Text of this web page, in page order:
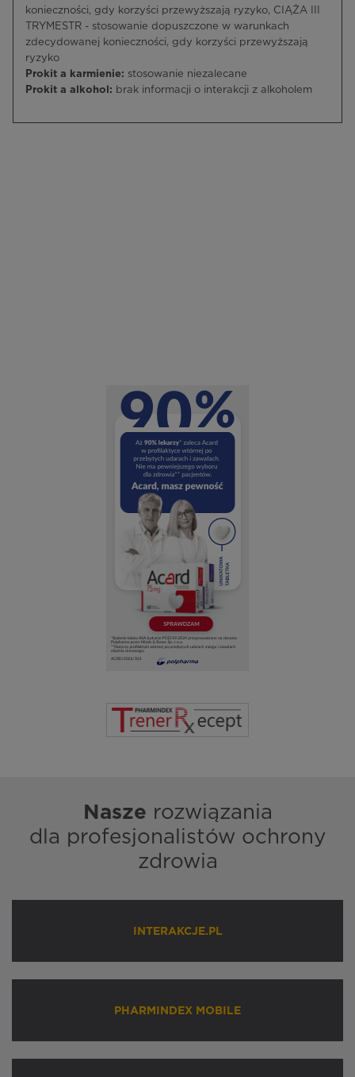
konieczności, gdy korzyści przewyższają ryzyko, CIĄŻA III
TRYMESTR - stosowanie dopuszczone w warunkach
zdecydowanej konieczności, gdy korzyści przewyższają
ryzyko
Prokit a karmienie: stosowanie niezalecane
Prokit a alkohol: brak informacji o interakcji z alkoholem
Nasze rozwiązania
dla profesjonalistów ochrony
zdrowia
INTERAKCJE.PL
PHARMINDEX MOBILE